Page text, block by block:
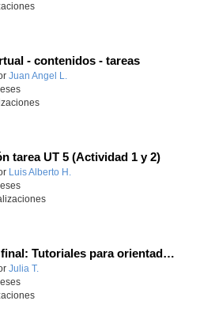
- contenidos - tareas
educativo.
Juan Angel L.
tarea UT 5 (Actividad 1 y 2)
educativo.
Luis Alberto H.
Misión final: Tutoriales para orientadores desorientados
Julia T.